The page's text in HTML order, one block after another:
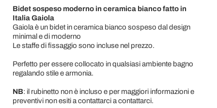
Bidet sospeso moderno in ceramica bianco fatto in
Italia Gaiola
Gaiola è un bidet in ceramica bianco sospeso dal design
minimal e di moderno
Le staffe di fissaggio sono incluse nel prezzo.
Perfetto per essere collocato in qualsiasi ambiente bagno
regalando stile e armonia.
NB: il rubinetto non è incluso e per maggiori informazioni e
preventivi non esiti a contattarci a contattarci.